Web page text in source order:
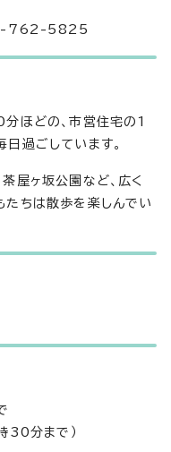
762-5825
ほどの、市営住宅の1
過ごしています。
屋ヶ坂公園など、広く
たちは散歩を楽しんでい
30分まで）